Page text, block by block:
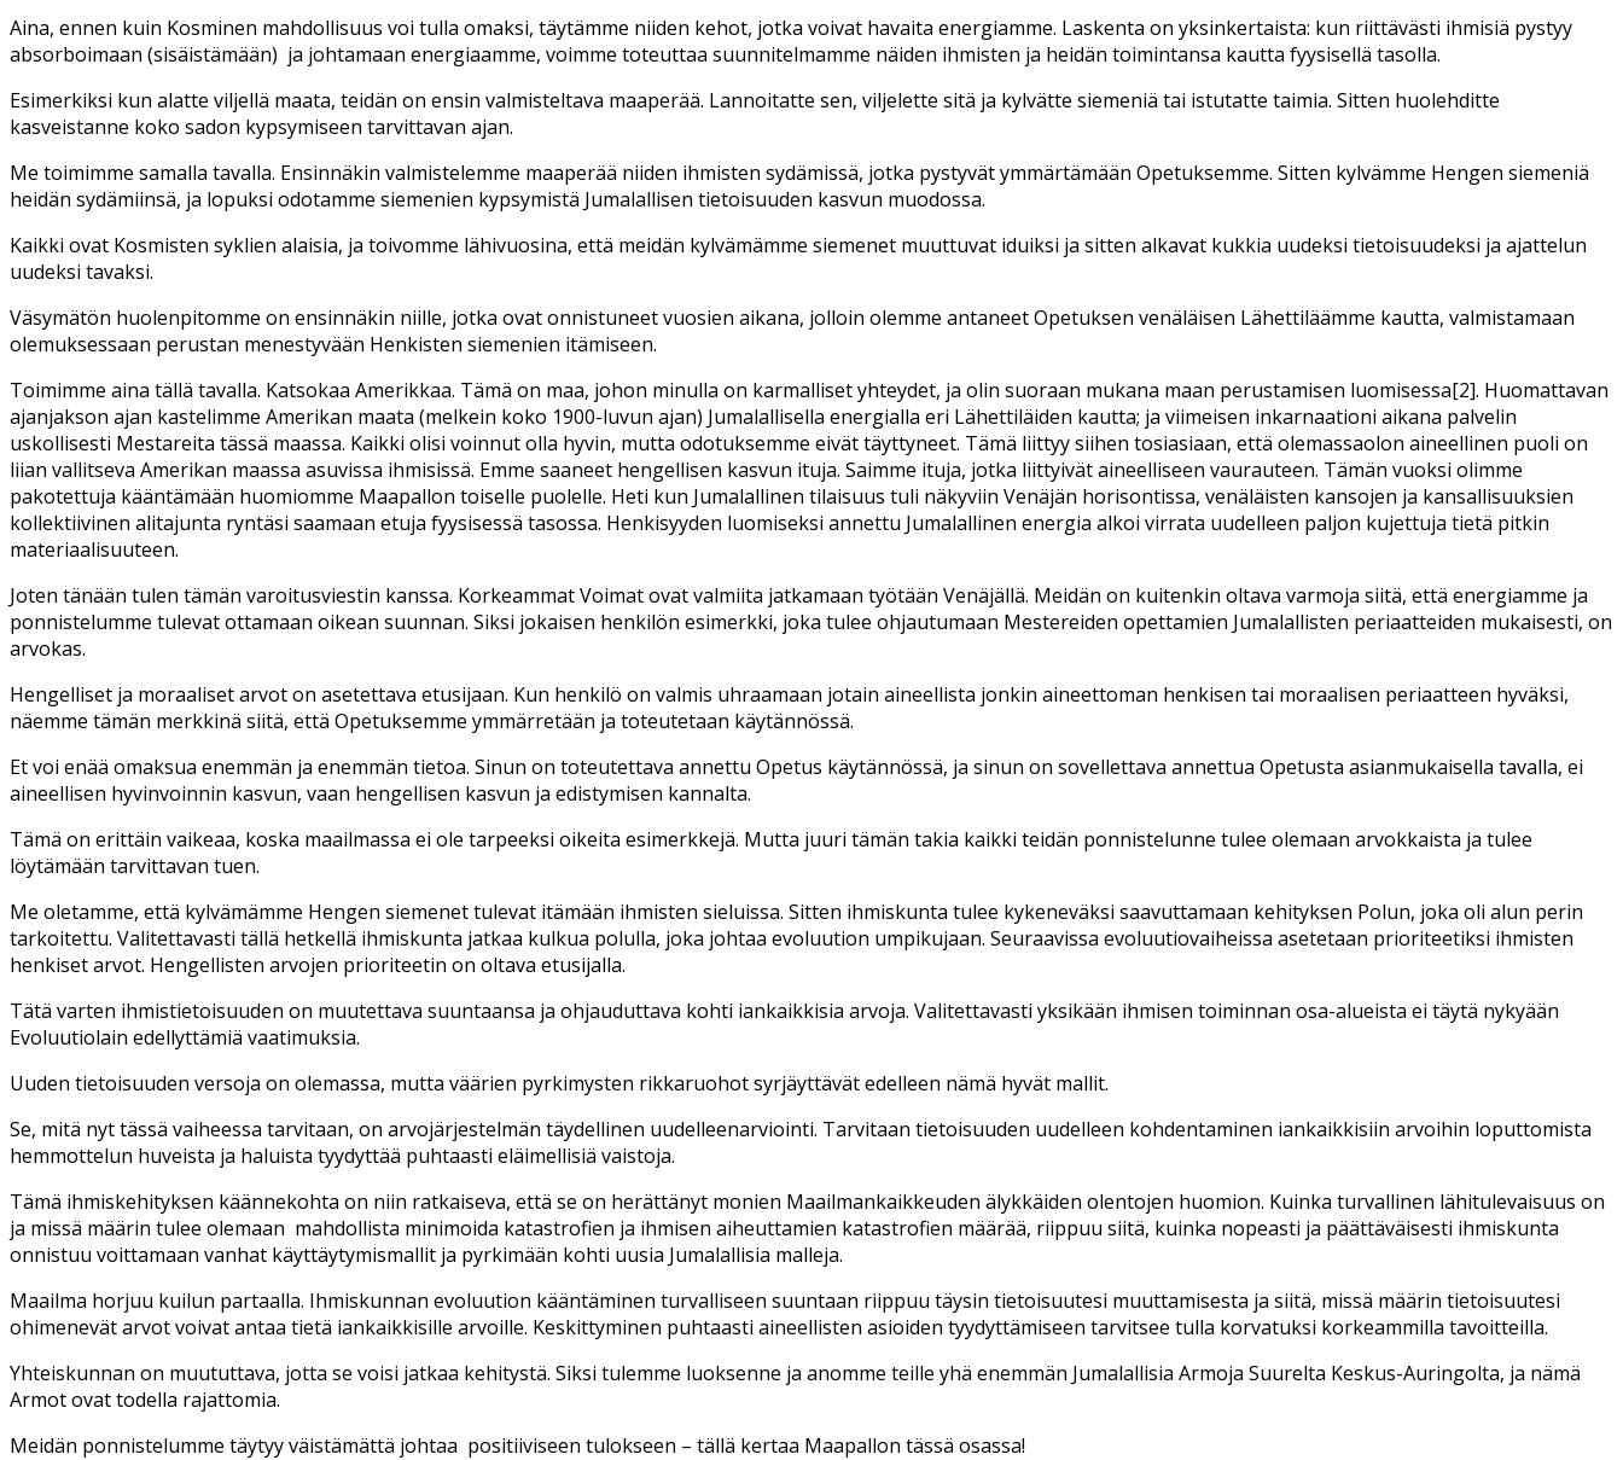
Aina, ennen kuin Kosminen mahdollisuus voi tulla omaksi, täytämme niiden kehot, jotka voivat havaita energiamme. Laskenta on yksinkertaista: kun riittävästi ihmisiä pystyy
absorboimaan (sisäistämään) ja johtamaan energiaamme, voimme toteuttaa suunnitelmamme näiden ihmisten ja heidän toimintansa kautta fyysisellä tasolla.
Esimerkiksi kun alatte viljellä maata, teidän on ensin valmisteltava maaperää. Lannoitatte sen, viljelette sitä ja kylvätte siemeniä tai istutatte taimia. Sitten huolehditte
kasveistanne koko sadon kypsymiseen tarvittavan ajan.
Me toimimme samalla tavalla. Ensinnäkin valmistelemme maaperää niiden ihmisten sydämissä, jotka pystyvät ymmärtämään Opetuksemme. Sitten kylvämme Hengen siemeniä
heidän sydämiinsä, ja lopuksi odotamme siemenien kypsymistä Jumalallisen tietoisuuden kasvun muodossa.
Kaikki ovat Kosmisten syklien alaisia, ja toivomme lähivuosina, että meidän kylvämämme siemenet muuttuvat iduiksi ja sitten alkavat kukkia uudeksi tietoisuudeksi ja ajattelun
uudeksi tavaksi.
Väsymätön huolenpitomme on ensinnäkin niille, jotka ovat onnistuneet vuosien aikana, jolloin olemme antaneet Opetuksen venäläisen Lähettiläämme kautta, valmistamaan
olemuksessaan perustan menestyvään Henkisten siemenien itämiseen.
Toimimme aina tällä tavalla. Katsokaa Amerikkaa. Tämä on maa, johon minulla on karmalliset yhteydet, ja olin suoraan mukana maan perustamisen luomisessa[2]. Huomattavan
ajanjakson ajan kastelimme Amerikan maata (melkein koko 1900-luvun ajan) Jumalallisella energialla eri Lähettiläiden kautta; ja viimeisen inkarnaationi aikana palvelin
uskollisesti Mestareita tässä maassa. Kaikki olisi voinnut olla hyvin, mutta odotuksemme eivät täyttyneet. Tämä liittyy siihen tosiasiaan, että olemassaolon aineellinen puoli on
liian vallitseva Amerikan maassa asuvissa ihmisissä. Emme saaneet hengellisen kasvun ituja. Saimme ituja, jotka liittyivät aineelliseen vaurauteen. Tämän vuoksi olimme
pakotettuja kääntämään huomiomme Maapallon toiselle puolelle. Heti kun Jumalallinen tilaisuus tuli näkyviin Venäjän horisontissa, venäläisten kansojen ja kansallisuuksien
kollektiivinen alitajunta ryntäsi saamaan etuja fyysisessä tasossa. Henkisyyden luomiseksi annettu Jumalallinen energia alkoi virrata uudelleen paljon kujettuja tietä pitkin
materiaalisuuteen.
Joten tänään tulen tämän varoitusviestin kanssa. Korkeammat Voimat ovat valmiita jatkamaan työtään Venäjällä. Meidän on kuitenkin oltava varmoja siitä, että energiamme ja
ponnistelumme tulevat ottamaan oikean suunnan. Siksi jokaisen henkilön esimerkki, joka tulee ohjautumaan Mestereiden opettamien Jumalallisten periaatteiden mukaisesti, on
arvokas.
Hengelliset ja moraaliset arvot on asetettava etusijaan. Kun henkilö on valmis uhraamaan jotain aineellista jonkin aineettoman henkisen tai moraalisen periaatteen hyväksi,
näemme tämän merkkinä siitä, että Opetuksemme ymmärretään ja toteutetaan käytännössä.
Et voi enää omaksua enemmän ja enemmän tietoa. Sinun on toteutettava annettu Opetus käytännössä, ja sinun on sovellettava annettua Opetusta asianmukaisella tavalla, ei
aineellisen hyvinvoinnin kasvun, vaan hengellisen kasvun ja edistymisen kannalta.
Tämä on erittäin vaikeaa, koska maailmassa ei ole tarpeeksi oikeita esimerkkejä. Mutta juuri tämän takia kaikki teidän ponnistelunne tulee olemaan arvokkaista ja tulee
löytämään tarvittavan tuen.
Me oletamme, että kylvämämme Hengen siemenet tulevat itämään ihmisten sieluissa. Sitten ihmiskunta tulee kykeneväksi saavuttamaan kehityksen Polun, joka oli alun perin
tarkoitettu. Valitettavasti tällä hetkellä ihmiskunta jatkaa kulkua polulla, joka johtaa evoluution umpikujaan. Seuraavissa evoluutiovaiheissa asetetaan prioriteetiksi ihmisten
henkiset arvot. Hengellisten arvojen prioriteetin on oltava etusijalla.
Tätä varten ihmistietoisuuden on muutettava suuntaansa ja ohjauduttava kohti iankaikkisia arvoja. Valitettavasti yksikään ihmisen toiminnan osa-alueista ei täytä nykyään
Evoluutiolain edellyttämiä vaatimuksia.
Uuden tietoisuuden versoja on olemassa, mutta väärien pyrkimysten rikkaruohot syrjäyttävät edelleen nämä hyvät mallit.
Se, mitä nyt tässä vaiheessa tarvitaan, on arvojärjestelmän täydellinen uudelleenarviointi. Tarvitaan tietoisuuden uudelleen kohdentaminen iankaikkisiin arvoihin loputtomista
hemmottelun huveista ja haluista tyydyttää puhtaasti eläimellisiä vaistoja.
Tämä ihmiskehityksen käännekohta on niin ratkaiseva, että se on herättänyt monien Maailmankaikkeuden älykkäiden olentojen huomion. Kuinka turvallinen lähitulevaisuus on
ja missä määrin tulee olemaan mahdollista minimoida katastrofien ja ihmisen aiheuttamien katastrofien määrää, riippuu siitä, kuinka nopeasti ja päättäväisesti ihmiskunta
onnistuu voittamaan vanhat käyttäytymismallit ja pyrkimään kohti uusia Jumalallisia malleja.
Maailma horjuu kuilun partaalla. Ihmiskunnan evoluution kääntäminen turvalliseen suuntaan riippuu täysin tietoisuutesi muuttamisesta ja siitä, missä määrin tietoisuutesi
ohimenevät arvot voivat antaa tietä iankaikkisille arvoille. Keskittyminen puhtaasti aineellisten asioiden tyydyttämiseen tarvitsee tulla korvatuksi korkeammilla tavoitteilla.
Yhteiskunnan on muututtava, jotta se voisi jatkaa kehitystä. Siksi tulemme luoksenne ja anomme teille yhä enemmän Jumalallisia Armoja Suurelta Keskus-Auringolta, ja nämä
Armot ovat todella rajattomia.
Meidän ponnistelumme täytyy väistämättä johtaa positiiviseen tulokseen – tällä kertaa Maapallon tässä osassa!